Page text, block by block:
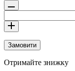
Замовити
Отримайте знижку